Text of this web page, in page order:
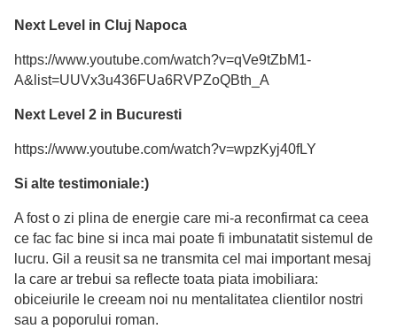
Next Level in Cluj Napoca
https://www.youtube.com/watch?v=qVe9tZbM1-
A&list=UUVx3u436FUa6RVPZoQBth_A
Next Level 2 in Bucuresti
https://www.youtube.com/watch?v=wpzKyj40fLY
Si alte testimoniale:)
A fost o zi plina de energie care mi-a reconfirmat ca ceea
ce fac fac bine si inca mai poate fi imbunatatit sistemul de
lucru. Gil a reusit sa ne transmita cel mai important mesaj
la care ar trebui sa reflecte toata piata imobiliara:
obiceiurile le creeam noi nu mentalitatea clientilor nostri
sau a poporului roman.